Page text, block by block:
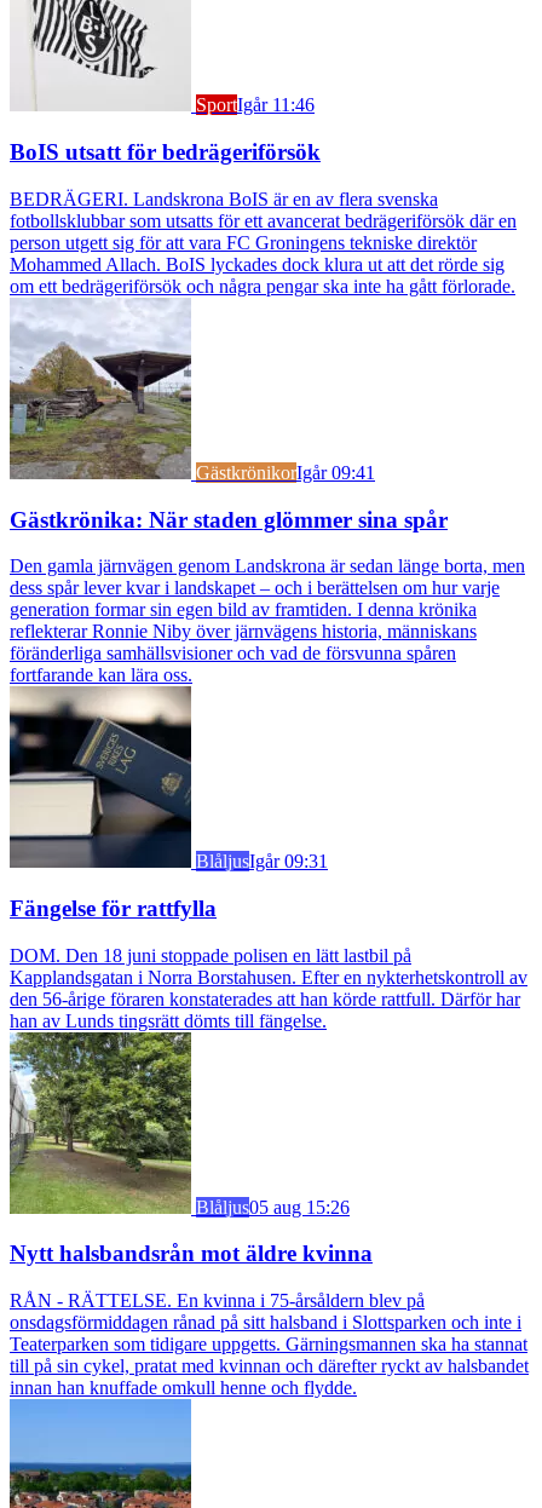
SportIgår 11:46
BoIS utsatt för bedrägeriförsök
BEDRÄGERI. Landskrona BoIS är en av flera svenska
fotbollsklubbar som utsatts för ett avancerat bedrägeriförsök där en
person utgett sig för att vara FC Groningens tekniske direktör
Mohammed Allach. BoIS lyckades dock klura ut att det rörde sig
om ett bedrägeriförsök och några pengar ska inte ha gått förlorade.
GästkrönikorIgår 09:41
Gästkrönika: När staden glömmer sina spår
Den gamla järnvägen genom Landskrona är sedan länge borta, men
dess spår lever kvar i landskapet – och i berättelsen om hur varje
generation formar sin egen bild av framtiden. I denna krönika
reflekterar Ronnie Niby över järnvägens historia, människans
föränderliga samhällsvisioner och vad de försvunna spåren
fortfarande kan lära oss.
BlåljusIgår 09:31
Fängelse för rattfylla
DOM. Den 18 juni stoppade polisen en lätt lastbil på
Kapplandsgatan i Norra Borstahusen. Efter en nykterhetskontroll av
den 56-årige föraren konstaterades att han körde rattfull. Därför har
han av Lunds tingsrätt dömts till fängelse.
Blåljus05 aug 15:26
Nytt halsbandsrån mot äldre kvinna
RÅN - RÄTTELSE. En kvinna i 75-årsåldern blev på
onsdagsförmiddagen rånad på sitt halsband i Slottsparken och inte i
Teaterparken som tidigare uppgetts. Gärningsmannen ska ha stannat
till på sin cykel, pratat med kvinnan och därefter ryckt av halsbandet
innan han knuffade omkull henne och flydde.